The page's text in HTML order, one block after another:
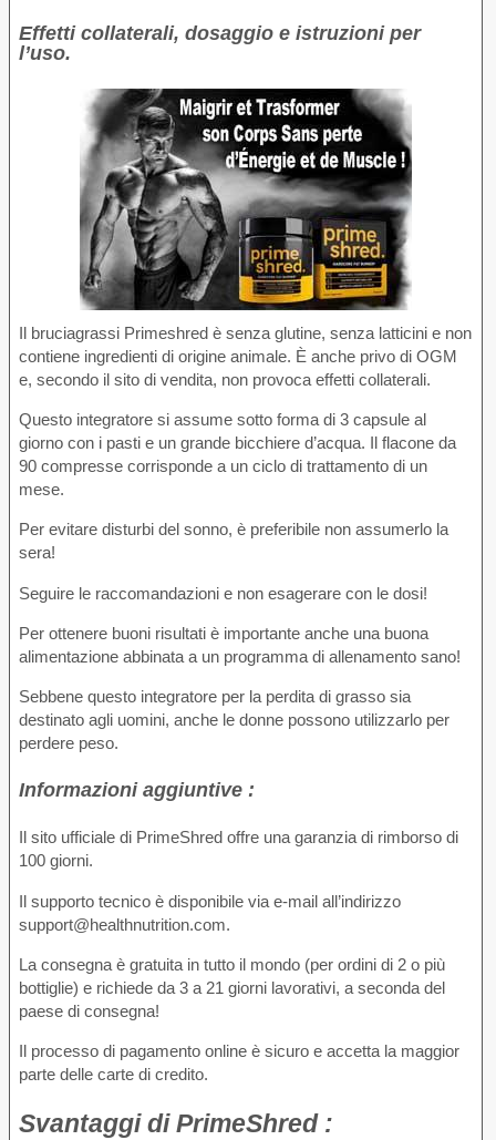
Effetti collaterali, dosaggio e istruzioni per
l’uso.
Il bruciagrassi Primeshred è senza glutine, senza latticini e non
contiene ingredienti di origine animale. È anche privo di OGM
e, secondo il sito di vendita, non provoca effetti collaterali.
Questo integratore si assume sotto forma di 3 capsule al
giorno con i pasti e un grande bicchiere d’acqua. Il flacone da
90 compresse corrisponde a un ciclo di trattamento di un
mese.
Per evitare disturbi del sonno, è preferibile non assumerlo la
sera!
Seguire le raccomandazioni e non esagerare con le dosi!
Per ottenere buoni risultati è importante anche una buona
alimentazione abbinata a un programma di allenamento sano!
Sebbene questo integratore per la perdita di grasso sia
destinato agli uomini, anche le donne possono utilizzarlo per
perdere peso.
Informazioni aggiuntive :
Il sito ufficiale di PrimeShred offre una garanzia di rimborso di
100 giorni.
Il supporto tecnico è disponibile via e-mail all’indirizzo
support@healthnutrition.com.
La consegna è gratuita in tutto il mondo (per ordini di 2 o più
bottiglie) e richiede da 3 a 21 giorni lavorativi, a seconda del
paese di consegna!
Il processo di pagamento online è sicuro e accetta la maggior
parte delle carte di credito.
Svantaggidi PrimeShred :